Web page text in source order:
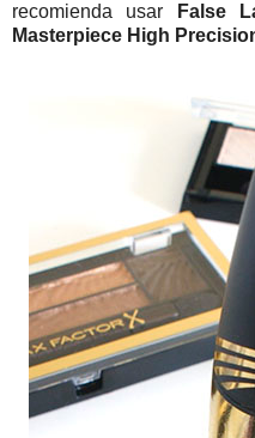
recomienda usar
False
Masterpiece High